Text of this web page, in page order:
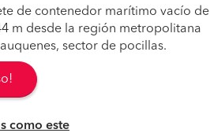
de contenedor marítimo vacío de
m desde la región metropolitana
sector de pocillas.
como este